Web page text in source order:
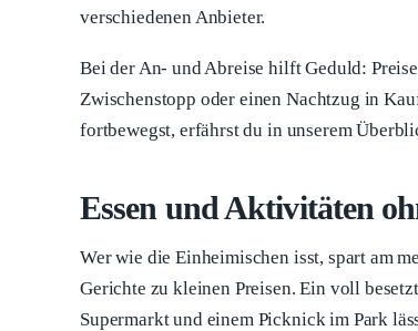
verschiedenen Anbieter.
Bei der An- und Abreise hilft Geduld:
Zwischenstopp oder einen Nachtzug in
fortbewegst, erfährst du in unserem
Essen und Aktivitäten
Wer wie die Einheimischen isst, spart am
Gerichte zu kleinen Preisen. Ein voll
Supermarkt und einem Picknick im Park